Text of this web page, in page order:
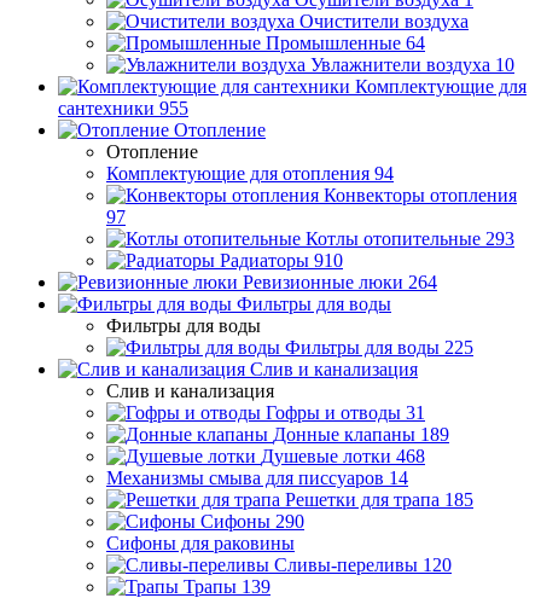
Очистители воздуха
Промышленные 64
Увлажнители воздуха 10
Комплектующие для
сантехники 955
Отопление
Отопление
Комплектующие для отопления 94
Конвекторы отопления
97
Котлы отопительные 293
Радиаторы 910
Ревизионные люки 264
Фильтры для воды
Фильтры для воды
Фильтры для воды 225
Слив и канализация
Слив и канализация
Гофры и отводы 31
Донные клапаны 189
Душевые лотки 468
Механизмы смыва для писсуаров 14
Решетки для трапа 185
Сифоны 290
Сифоны для раковины
Сливы-переливы 120
Трапы 139